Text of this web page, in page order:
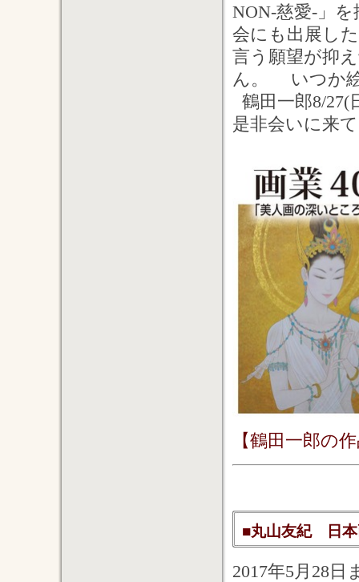
NON-慈愛-」
会にも出展し
言う願望が抑
ん。 いつか
鶴田一郎8/27(
是非会いに来
【鶴田一郎の
■丸山友紀 日本
2017年5月28